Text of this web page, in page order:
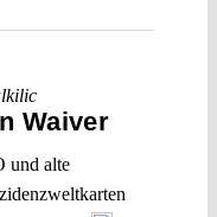
Waiver
und alte